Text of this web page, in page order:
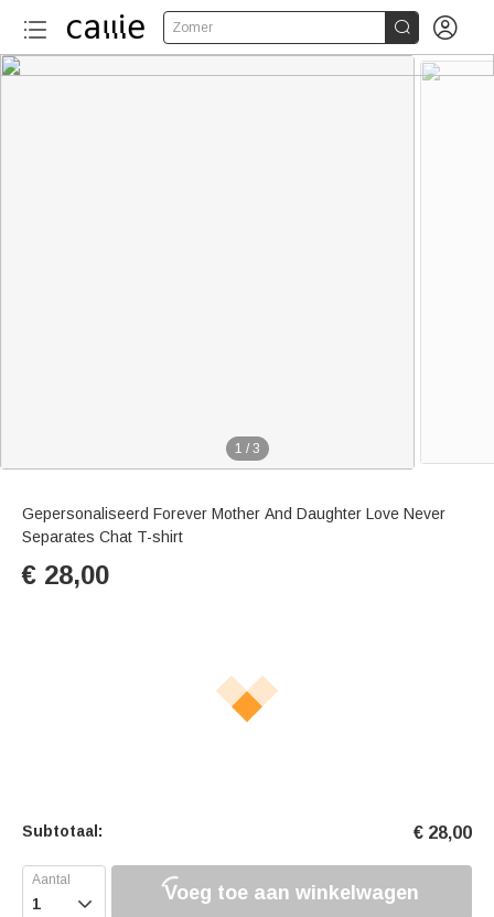
Zomer  
1 / 3
Gepersonaliseerd Forever Mother And Daughter Love Never
Separates Chat T-shirt
€ 28,00
Subtotaal: € 28,00
 Voeg toe aan winkelwagen